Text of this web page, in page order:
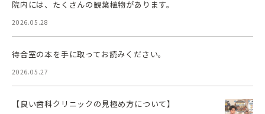
院内には、たくさんの観葉植物があります。
2026.05.28
待合室の本を手に取ってお読みください。
2026.05.27
【良い歯科クリニックの見極め方について】